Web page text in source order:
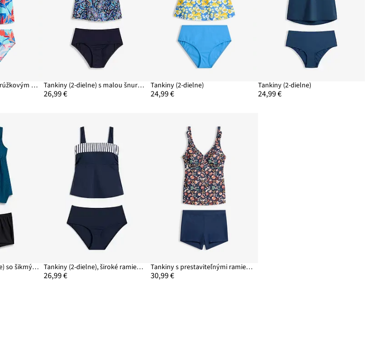
Tankiny (2-dielne) s krúžkovým detailom Tankiny (2-dielne) s malou šnurovačkou
26,99 €
Tankiny (2-dielne)
24,99 €
Tankiny (2-dielne)
24,99 €
Dlhé tankiny (2-dielne) so šikmým zakončením Tankiny (2-dielne), široké ramienka
26,99 €
Tankiny s prestaviteľnými ramienkami (2-dielne)
30,99 €